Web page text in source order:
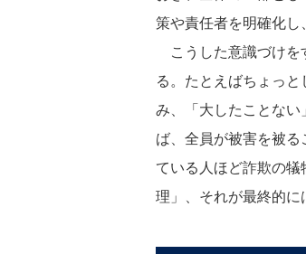
策や責任者を明確化し
こうした意識づけを
る。たとえばちょっ
み、「大したことな
ば、全員が被害を被
ている人ほど詐欺の
理」、それが最終的に